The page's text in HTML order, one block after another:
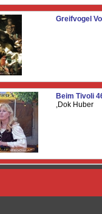
Greifvogel
Beim Tivoli
,Dok Huber